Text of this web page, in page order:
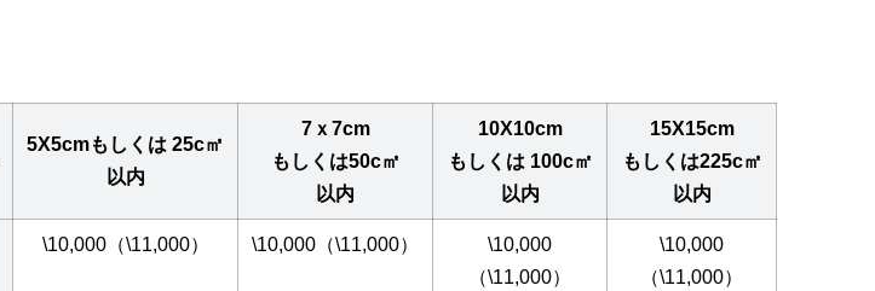
5X5cmもしくは 25c㎡
以内
7ｘ7cm
もしくは50c㎡
以内
10X10cm
もしくは 100c㎡
以内
15X15cm
もしくは225c㎡
以内
\10,000（\11,000） \10,000（\11,000）
\10,000
（\11,000）
\10,000
（\11,000）